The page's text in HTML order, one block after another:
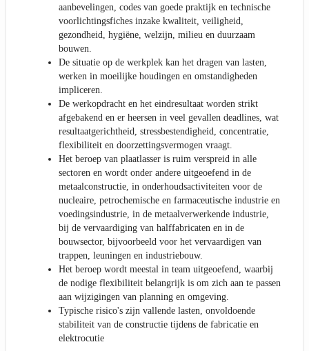
aanbevelingen, codes van goede praktijk en technische
voorlichtingsfiches inzake kwaliteit, veiligheid,
gezondheid, hygiëne, welzijn, milieu en duurzaam
bouwen.
De situatie op de werkplek kan het dragen van lasten,
werken in moeilijke houdingen en omstandigheden
impliceren.
De werkopdracht en het eindresultaat worden strikt
afgebakend en er heersen in veel gevallen deadlines, wat
resultaatgerichtheid, stressbestendigheid, concentratie,
flexibiliteit en doorzettingsvermogen vraagt.
Het beroep van plaatlasser is ruim verspreid in alle
sectoren en wordt onder andere uitgeoefend in de
metaalconstructie, in onderhoudsactiviteiten voor de
nucleaire, petrochemische en farmaceutische industrie en
voedingsindustrie, in de metaalverwerkende industrie,
bij de vervaardiging van halffabricaten en in de
bouwsector, bijvoorbeeld voor het vervaardigen van
trappen, leuningen en industriebouw.
Het beroep wordt meestal in team uitgeoefend, waarbij
de nodige flexibiliteit belangrijk is om zich aan te passen
aan wijzigingen van planning en omgeving.
Typische risico's zijn vallende lasten, onvoldoende
stabiliteit van de constructie tijdens de fabricatie en
elektrocutie